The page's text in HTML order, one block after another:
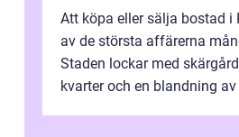
Att köpa eller sälja bostad i
av de största affärerna
Staden lockar med
kvarter och en blandning